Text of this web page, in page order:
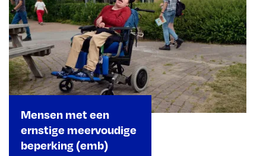
Mensen met een
ernstige meervoudige
beperking (emb)